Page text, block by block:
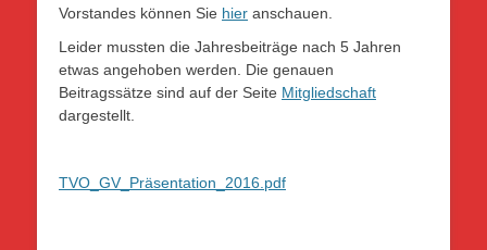
Vorstandes können Sie hier anschauen.
Leider mussten die Jahresbeiträge nach 5 Jahren
etwas angehoben werden. Die genauen
Beitragssätze sind auf der Seite Mitgliedschaft
dargestellt.
TVO_GV_Präsentation_2016.pdf